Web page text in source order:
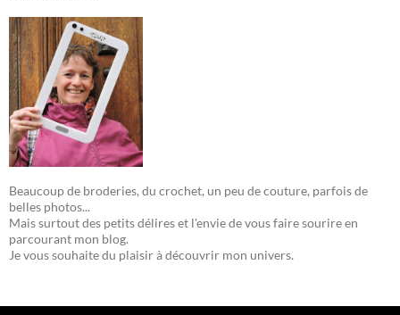
Beaucoup de broderies, du crochet, un peu de couture, parfois de
belles photos...
Mais surtout des petits délires et l'envie de vous faire sourire en
parcourant mon blog.
Je vous souhaite du plaisir à découvrir mon univers.